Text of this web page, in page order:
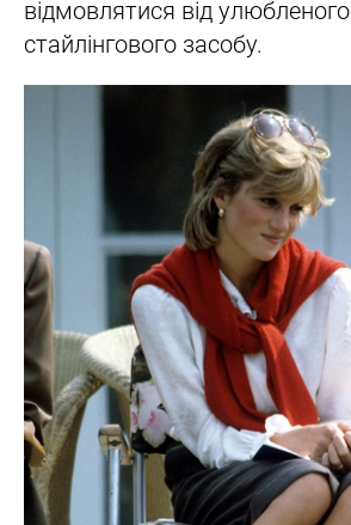
відмовлятися від улюбленого
стайлінгового засобу.